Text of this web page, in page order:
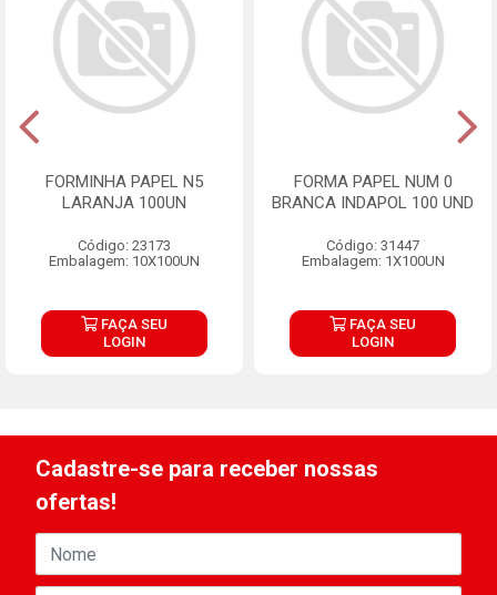
FORMINHA PAPEL N5
LARANJA 100UN
Código: 23173
Embalagem: 10X100UN
FAÇA SEU
LOGIN
FORMA PAPEL NUM 0
BRANCA INDAPOL 100 UND
Código: 31447
Embalagem: 1X100UN
FAÇA SEU
LOGIN
Cadastre-se para receber nossas
ofertas!